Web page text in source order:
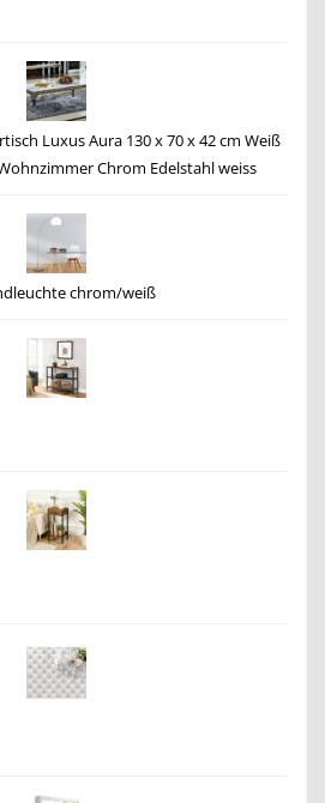
Luxus Aura 130 x 70 x 42 cm Weiß
Chrom Edelstahl weiss
chrom/weiß